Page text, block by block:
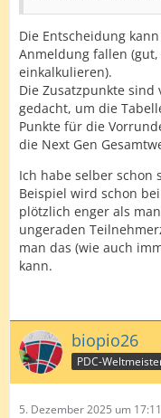
Die Entscheidung
Anmeldung fallen
einkalkulieren).
Die Zusatzpunkte
gedacht, um die
Punkte für die
die Next Gen
Ich habe selber schon
Beispiel wird schon
plötzlich enger als
ungeraden
man das (wie auch
kann.
biopio26
PDC-
5. Dezember 2025 um 17:11